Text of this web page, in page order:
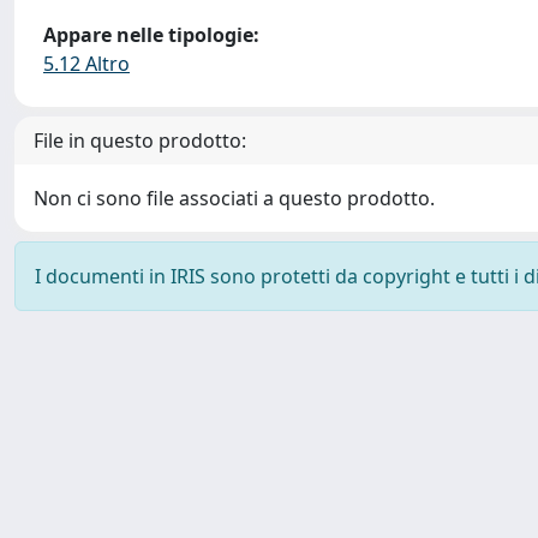
Appare nelle tipologie:
5.12 Altro
File in questo prodotto:
Non ci sono file associati a questo prodotto.
I documenti in IRIS sono protetti da copyright e tutti i